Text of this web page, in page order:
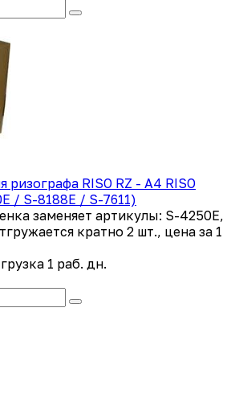
ризографа RISO RZ - А4 RISO
/ S-8188E / S-7611)
заменяет артикулы: S-4250E,
кратно 2 шт., цена за 1
1 раб. дн.